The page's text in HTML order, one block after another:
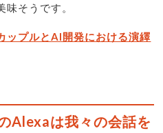
そうです。
ップルとAI開発における演繹
Alexaは我々の会話を